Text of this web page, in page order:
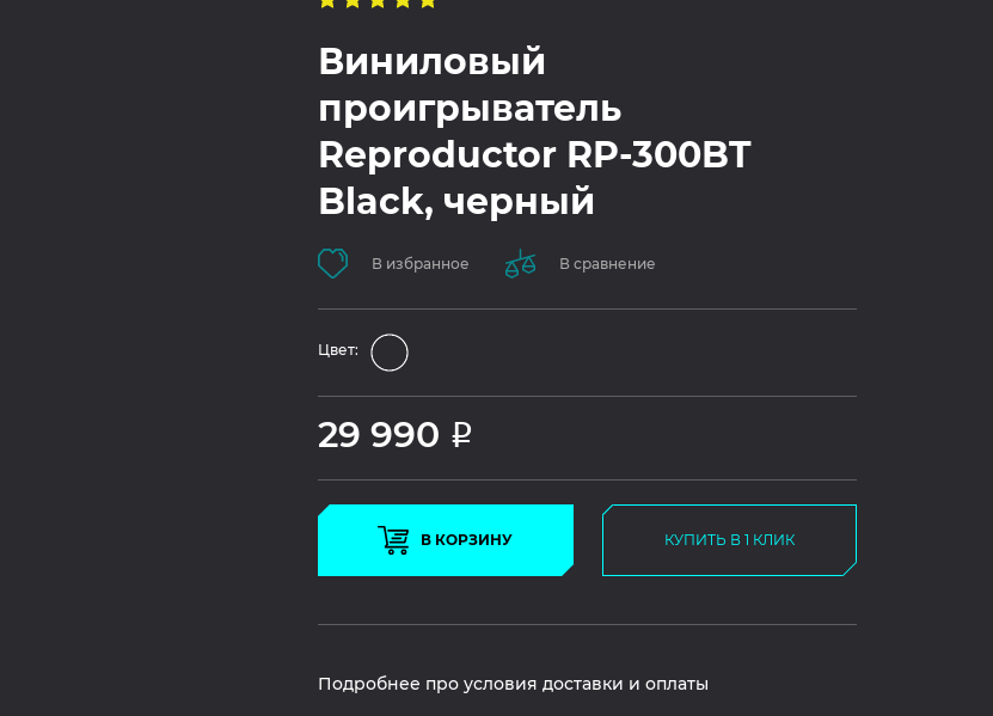
Виниловый
проигрыватель
Reproductor RP-300BT
Black, черный
В избранное В сравнение
Цвет:
29 990 Р
В КОРЗИНУ КУПИТЬ В 1 КЛИК
Подробнее про условия доставки и оплаты